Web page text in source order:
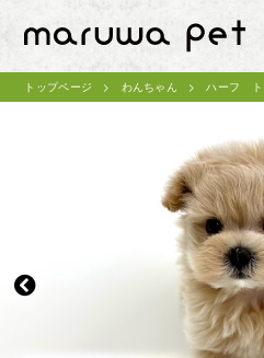
トップページ わんちゃん ハーフ ト